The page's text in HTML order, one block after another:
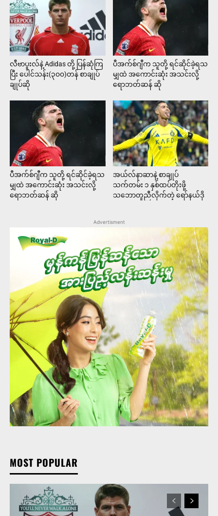
လီဗာပူးလ်နဲ့ Adidas တို့ ပြန်ဆုံကြ
ပြီး ပေါင်သန်း(၃၀၀)တန် စာချုပ်
ချုပ်ဆို
ပီအက်စ်ဂျီက သူတို့ ရင်ဆိုင်ခဲ့ရသ
မျှထဲ အကောင်းဆုံး အသင်းလို့
ရောဘတ်ဆန် ဆို
ပီအက်စ်ဂျီက သူတို့ ရင်ဆိုင်ခဲ့ရသ
မျှထဲ အကောင်းဆုံး အသင်းလို့
ရောဘတ်ဆန် ဆို
အယ်လ်နာဆာနဲ့ စာချုပ်
သက်တမ်း ၁ နှစ်ထပ်တိုးဖို့
သဘောတူညီလိုက်တဲ့ ရော်နယ်ဒို
Advertisment
MOST POPULAR